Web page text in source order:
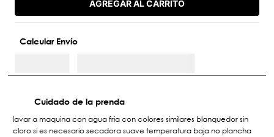
AGREGAR AL CARRITO
Calcular Envío
Cuidado de la prenda
lavar a maquina con agua fria con colores similares blanquedor sin
cloro si es necesario secadora suave temperatura baja no plancha